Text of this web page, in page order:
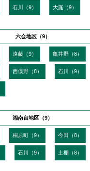
石川（9） 大庭（9）
六会地区（9）
遠藤（9） 亀井野（8）
西俣野（8） 石川（9）
湘南台地区（9）
桐原町（9） 今田（8）
石川（9） 土棚（8）